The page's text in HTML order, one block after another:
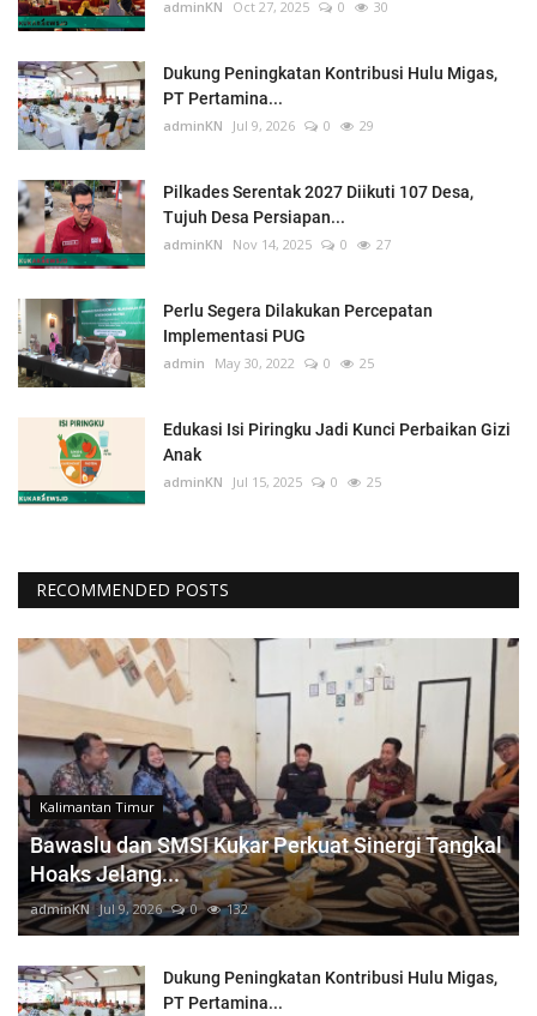
adminKN Oct 27, 2025 0 30
Dukung Peningkatan Kontribusi Hulu Migas,
PT Pertamina...
adminKN Jul 9, 2026 0 29
Pilkades Serentak 2027 Diikuti 107 Desa,
Tujuh Desa Persiapan...
adminKN Nov 14, 2025 0 27
Perlu Segera Dilakukan Percepatan
Implementasi PUG
admin May 30, 2022 0 25
Edukasi Isi Piringku Jadi Kunci Perbaikan Gizi
Anak
adminKN Jul 15, 2025 0 25
RECOMMENDED POSTS
Kalimantan Timur
Bawaslu dan SMSI Kukar Perkuat Sinergi Tangkal
Hoaks Jelang...
adminKN Jul 9, 2026 0 132
Dukung Peningkatan Kontribusi Hulu Migas,
PT Pertamina...